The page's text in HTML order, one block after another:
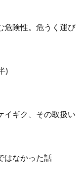
危険性。危うく運び
)
イギク、その取扱い
はなかった話